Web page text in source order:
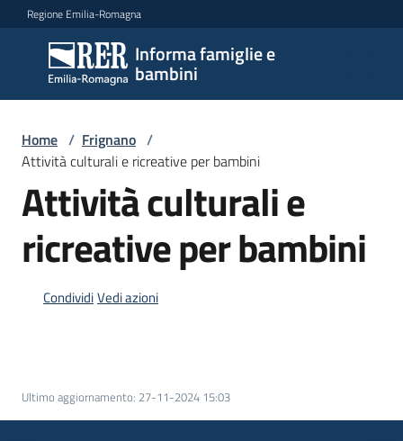
Vai al contenuto
Vai alla navigazione
Vai al footer
Regione Emilia-Romagna
Informa famiglie e
bambini
Informa
famiglie
e
bambini
Argomenti
famiglie
Home / Frignano /
Attività culturali e ricreative per bambini
Attività culturali e
ricreative per bambini
CondividiVedi azioni
Ultimo aggiornamento: 27-11-2024 15:03